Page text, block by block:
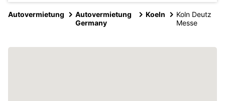
Autovermietung
Autovermietung
Germany
Koeln
Koln Deutz
Messe